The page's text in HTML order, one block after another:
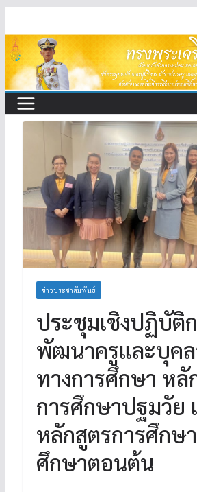
to
content
ข่าวประชาสัมพันธ์
ประชุมเชิงปฏิบัติ
พัฒนาครูและบุคล
ทางการศึกษา หลั
การศึกษาปฐมวัย
หลักสูตรการศึกษ
ศึกษาตอนต้น